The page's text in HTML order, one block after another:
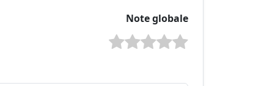
Note globale